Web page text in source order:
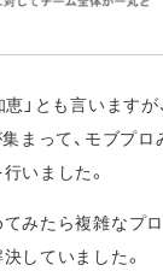
」とも言います
まって、モブプ
いました。
みたら複雑なプ
していました。